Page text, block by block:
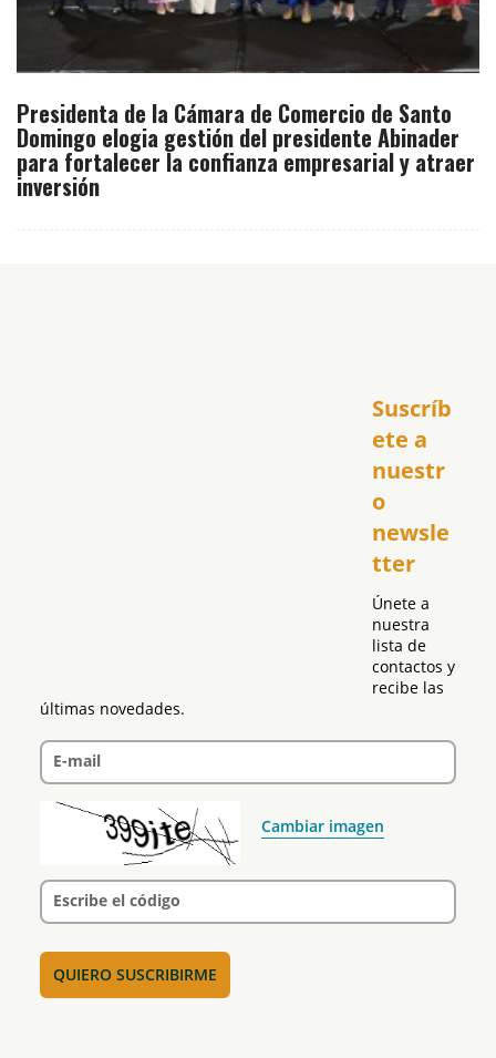
Presidenta de la Cámara de Comercio de Santo
Domingo elogia gestión del presidente Abinader
para fortalecer la confianza empresarial y atraer
inversión
Suscríb
ete a
nuestr
o
newsle
tter
Únete a
nuestra
lista de
contactos y
recibe las
últimas novedades.
E-mail
Cambiar imagen
Escribe el código